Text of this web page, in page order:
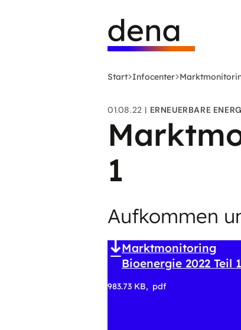
Deutsche
Energie-
Agentur
-
Startseite
Start Infocenter
01.08.22 ERNEUERBARE
1
Aufkommen
Marktmonitoring
Bioenergie 2022 Teil 1
983.73 KB pdf